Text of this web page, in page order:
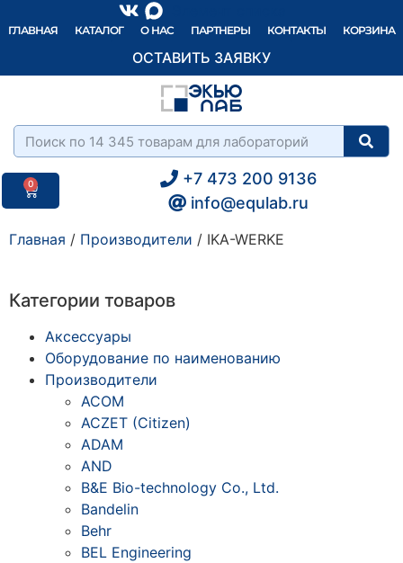
ГЛАВНАЯ КАТАЛОГ О НАС ПАРТНЕРЫ КОНТАКТЫ КОРЗИНА
ОСТАВИТЬ ЗАЯВКУ
0
+7 473 200 9136
info@equlab.ru
Главная / Производители / IKA-WERKE
Категории товаров
Аксессуары
Оборудование по наименованию
Производители
ACOM
ACZET (Citizen)
ADAM
AND
B&E Bio-technology Co., Ltd.
Bandelin
Behr
BEL Engineering